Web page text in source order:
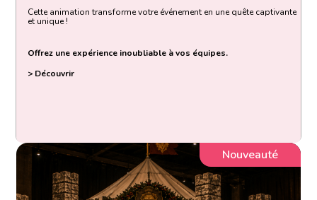
Cette animation transforme votre événement en une quête captivante
et unique !
Offrez une expérience inoubliable à vos équipes.
> Découvrir
Nouveauté